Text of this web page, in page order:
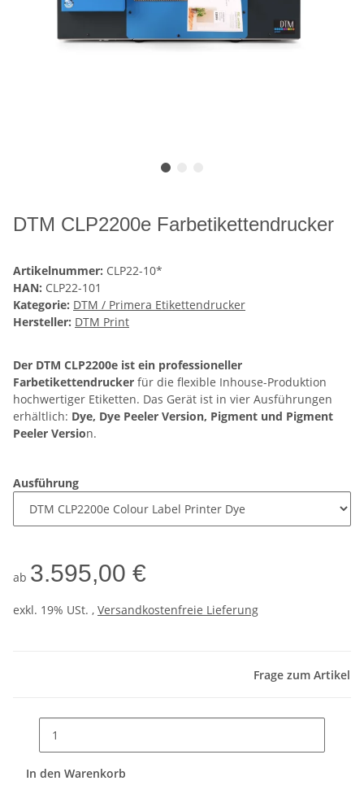
DTM CLP2200e Farbetikettendrucker
Artikelnummer: CLP22-10*
HAN: CLP22-101
Kategorie: DTM / Primera Etikettendrucker
Hersteller: DTM Print
Der DTM CLP2200e ist ein professioneller
Farbetikettendrucker für die flexible Inhouse-Produktion
hochwertiger Etiketten. Das Gerät ist in vier Ausführungen
erhältlich: Dye, Dye Peeler Version, Pigment und Pigment
Peeler Version.
Ausführung
ab 3.595,00 €
exkl. 19% USt. , Versandkostenfreie Lieferung
Frage zum Artikel
In den Warenkorb